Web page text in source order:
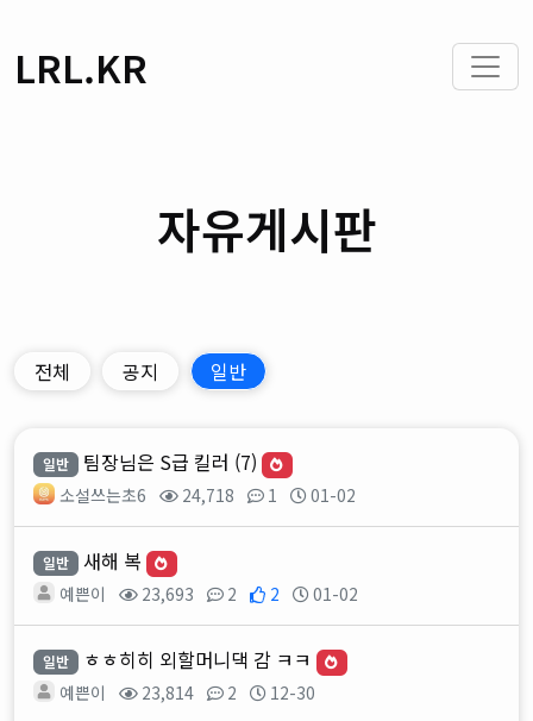
LRL.KR
자유게시판
전체 공지 일반
일반 팀장님은 S급 킬러 (7)
소설쓰는초6 24,718 1 01-02
일반 새해 복
예쁜이 23,693 2 2 01-02
일반 ㅎㅎ히히 외할머니댁 감 ㅋㅋ
예쁜이 23,814 2 12-30